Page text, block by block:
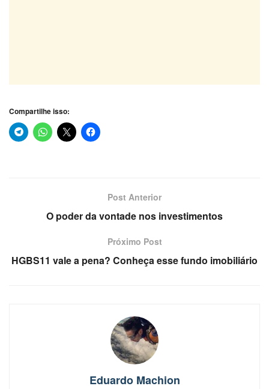
Compartilhe isso:
Post Anterior
O poder da vontade nos investimentos
Próximo Post
HGBS11 vale a pena? Conheça esse fundo imobiliário
Eduardo Machion